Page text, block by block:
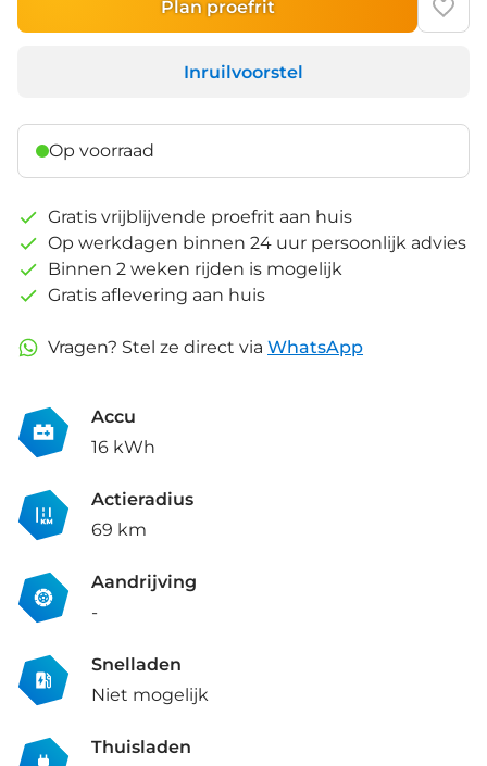
Plan proefrit
Inruilvoorstel
Op voorraad
Gratis vrijblijvende proefrit aan huis
Op werkdagen binnen 24 uur persoonlijk advies
Binnen 2 weken rijden is mogelijk
Gratis aflevering aan huis
Vragen? Stel ze direct via WhatsApp
Accu
16 kWh
Actieradius
69 km
Aandrijving
-
Snelladen
Niet mogelijk
Thuisladen